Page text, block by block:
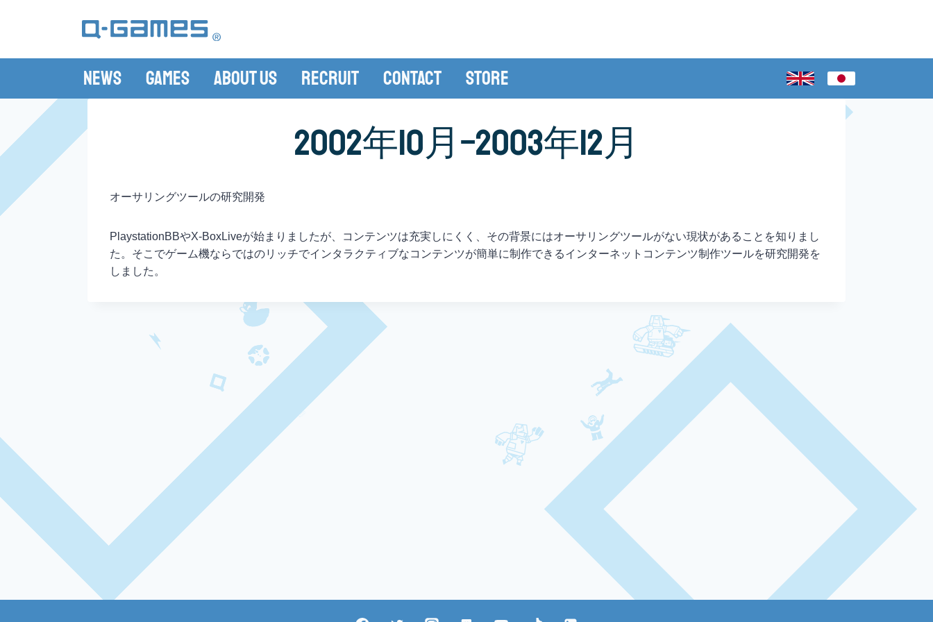
News Games About Us Recruit Contact Store
2002年10月−2003年12月
オーサリングツールの研究開発
PlaystationBBやX-BoxLiveが始まりましたが、コンテンツは充実しにくく、その背景にはオーサリングツールがない現状があることを知りまし
た。そこでゲーム機ならではのリッチでインタラクティブなコンテンツが簡単に制作できるインターネットコンテンツ制作ツールを研究開発を
しました。